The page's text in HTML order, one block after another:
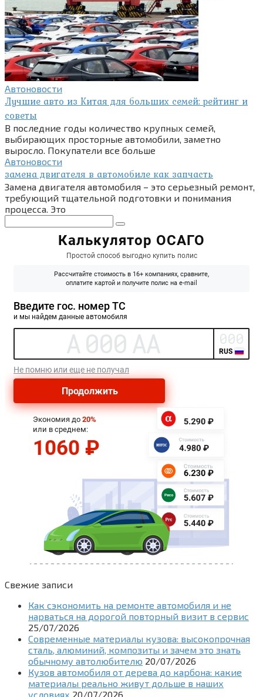
Автоновости
Лучшие авто из Китая для больших семей: рейтинг и
советы
В последние годы количество крупных семей,
выбирающих просторные автомобили, заметно
выросло. Покупатели все больше
Автоновости
замена двигателя в автомобиле как запчасть
Замена двигателя автомобиля – это серьезный ремонт,
требующий тщательной подготовки и понимания
процесса. Это
Свежие записи
Как сэкономить на ремонте автомобиля и не
нарваться на дорогой повторный визит в сервис
25/07/2026
Современные материалы кузова: высокопрочная
сталь, алюминий, композиты и зачем это знать
обычному автолюбителю 20/07/2026
Кузов автомобиля от дерева до карбона: какие
материалы реально живут дольше в наших
условиях 20/07/2026